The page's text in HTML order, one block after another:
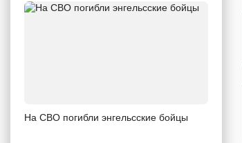
На СВО погибли энгельсские бойцы